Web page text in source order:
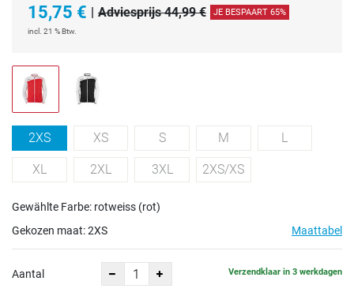
15,75 € | Adviesprijs 44,99 € JE BESPAART 65%
incl. 21 % Btw.
2XS XS S M L
XL 2XL 3XL 2XS/XS
Gewählte Farbe: rotweiss (rot)
Gekozen maat:2XS Maattabel
Aantal Verzendklaar in 3 werkdagen